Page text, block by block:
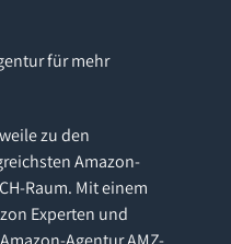
für mehr
zu den
Amazon-
Raum. Mit einem
Experten und